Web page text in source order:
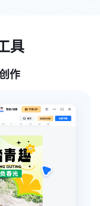
具
作